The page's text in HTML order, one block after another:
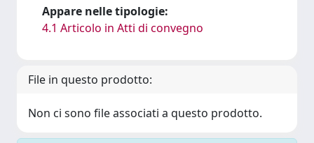
Appare nelle tipologie:
4.1 Articolo in Atti di convegno
File in questo prodotto:
Non ci sono file associati a questo prodotto.